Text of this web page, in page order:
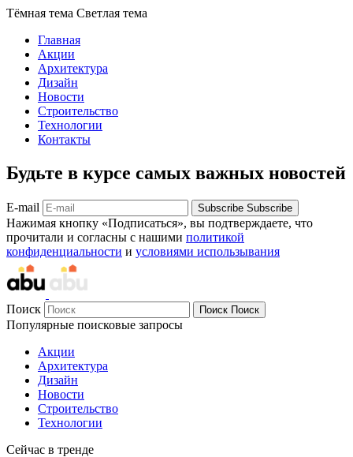
Тёмная тема Светлая тема
Главная
Акции
Архитектура
Дизайн
Новости
Строительство
Технологии
Контакты
Будьте в курсе самых важных новостей
E-mail Subscribe Subscribe
Нажимая кнопку «Подписаться», вы подтверждаете, что
прочитали и согласны с нашими политикой
конфиденциальности и условиями использывания
Поиск Поиск Поиск
Популярные поисковые запросы
Акции
Архитектура
Дизайн
Новости
Строительство
Технологии
Сейчас в тренде